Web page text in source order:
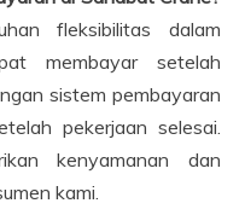
fleksibilitas dalam
membayar setelah
sistem pembayaran
pekerjaan selesai.
kenyamanan dan
kami.